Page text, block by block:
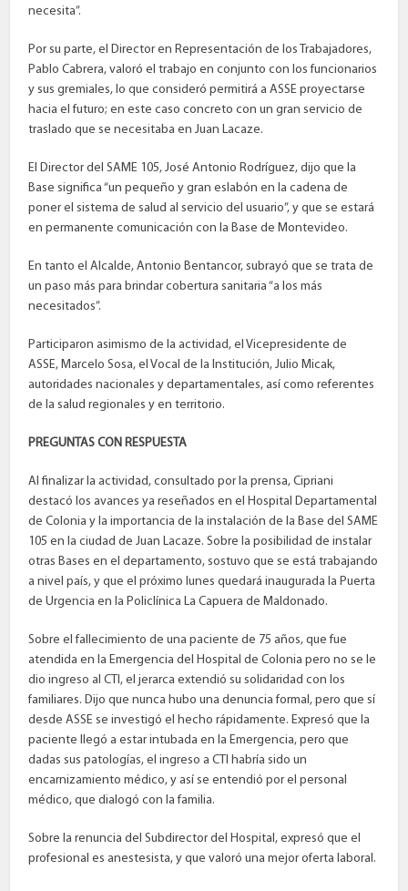
necesita”.
Por su parte, el Director en Representación de los Trabajadores,
Pablo Cabrera, valoró el trabajo en conjunto con los funcionarios
y sus gremiales, lo que consideró permitirá a ASSE proyectarse
hacia el futuro; en este caso concreto con un gran servicio de
traslado que se necesitaba en Juan Lacaze.
El Director del SAME 105, José Antonio Rodríguez, dijo que la
Base significa “un pequeño y gran eslabón en la cadena de
poner el sistema de salud al servicio del usuario”, y que se estará
en permanente comunicación con la Base de Montevideo.
En tanto el Alcalde, Antonio Bentancor, subrayó que se trata de
un paso más para brindar cobertura sanitaria “a los más
necesitados”.
Participaron asimismo de la actividad, el Vicepresidente de
ASSE, Marcelo Sosa, el Vocal de la Institución, Julio Micak,
autoridades nacionales y departamentales, así como referentes
de la salud regionales y en territorio.
PREGUNTAS CON RESPUESTA
Al finalizar la actividad, consultado por la prensa, Cipriani
destacó los avances ya reseñados en el Hospital Departamental
de Colonia y la importancia de la instalación de la Base del SAME
105 en la ciudad de Juan Lacaze. Sobre la posibilidad de instalar
otras Bases en el departamento, sostuvo que se está trabajando
a nivel país, y que el próximo lunes quedará inaugurada la Puerta
de Urgencia en la Policlínica La Capuera de Maldonado.
Sobre el fallecimiento de una paciente de 75 años, que fue
atendida en la Emergencia del Hospital de Colonia pero no se le
dio ingreso al CTI, el jerarca extendió su solidaridad con los
familiares. Dijo que nunca hubo una denuncia formal, pero que sí
desde ASSE se investigó el hecho rápidamente. Expresó que la
paciente llegó a estar intubada en la Emergencia, pero que
dadas sus patologías, el ingreso a CTI habría sido un
encarnizamiento médico, y así se entendió por el personal
médico, que dialogó con la familia.
Sobre la renuncia del Subdirector del Hospital, expresó que el
profesional es anestesista, y que valoró una mejor oferta laboral.